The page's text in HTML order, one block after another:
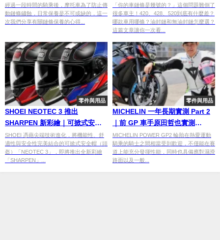
經過一段時間的騎乘後，摩托車為了防止傳
動鏈條鏽蝕，日常保養是不可或缺的，這一
次我們分享有關鏈條保養的心得...
選鏈條、換鏈條全指南
「你的車鏈條是幾號的？」這個問題難倒了
很多車主！420、428、520到底有什麼差？
哪款車用哪條？油封鏈和無油封鏈怎麼選？
這篇文章讓你一次看...
零件與用品
SHOEI NEOTEC 3 推出
SHARPEN 新彩繪｜可掀式安全
帽注入運動風格
SHOEI 憑藉尖端技術進化，將機能性、舒
適性與安全性完美結合的可掀式安全帽（頭
盔）「NEOTEC 3」，即將推出全新彩繪
「SHARPEN」...
零件與用品
MICHELIN 一年長期實測 Part 2
｜前 GP 車手原田哲也實測
「POWER GP2」茂木賽道跑行
表現
MICHELIN POWER GP2 輪胎在熱愛運動
騎乘的騎士之間相當受到歡迎，不僅能在賽
道上能充分發揮性能，同時也具備應對濕滑
路面以及一般...